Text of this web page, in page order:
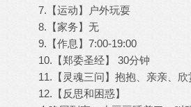
7.【运动】户外玩耍
8.【家务】无
9.【作息】7:00-19:00
10.【郑委圣经】 30分钟
11.【灵魂三问】抱抱、亲亲、
12.【反思和困惑】